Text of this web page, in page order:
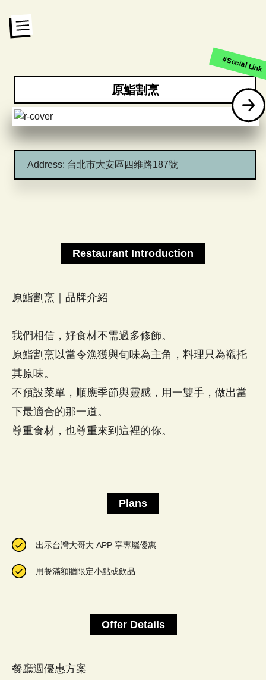
原鮨割烹
Address: 台北市大安區四維路187號
#Social Link
Restaurant Introduction
原鮨割烹｜品牌介紹
我們相信，好食材不需過多修飾。
原鮨割烹以當令漁獲與旬味為主角，料理只為襯托
其原味。
不預設菜單，順應季節與靈感，用一雙手，做出當
下最適合的那一道。
Plans
出示台灣大哥大 APP 享專屬優惠
用餐滿額贈限定小點或飲品
Offer Details
餐廳週優惠方案